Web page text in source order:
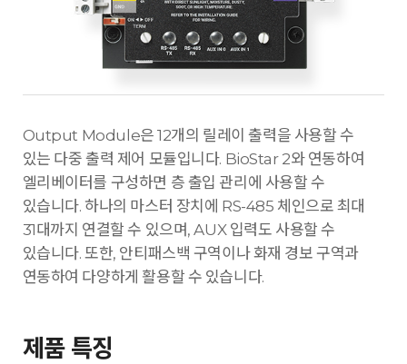
Output Module은 12개의 릴레이 출력을 사용할 수
있는 다중 출력 제어 모듈입니다. BioStar 2와 연동하여
엘리베이터를 구성하면 층 출입 관리에 사용할 수
있습니다. 하나의 마스터 장치에 RS-485 체인으로 최대
31대까지 연결할 수 있으며, AUX 입력도 사용할 수
있습니다. 또한, 안티패스백 구역이나 화재 경보 구역과
연동하여 다양하게 활용할 수 있습니다.
제품 특징